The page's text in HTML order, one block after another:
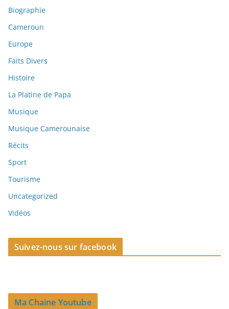
Biographie
Cameroun
Europe
Faits Divers
Histoire
La Platine de Papa
Musique
Musique Camerounaise
Récits
Sport
Tourisme
Uncategorized
Vidéos
Suivez-nous sur facebook
Ma Chaine Youtube